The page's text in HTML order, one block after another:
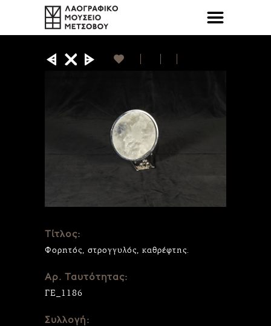
Τίτλος:
Φορητός, στρογγυλός, καθρέφτης.
Αρ. Ταυτότητας:
ΓΕ_1186
Συλλογή: